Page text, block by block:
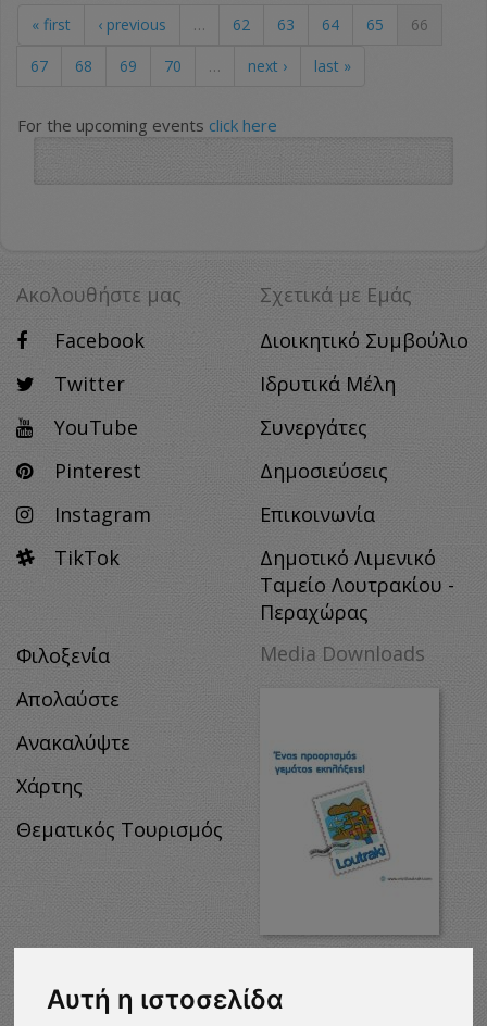
Αυτή η ιστοσελίδα
« first ‹ previous … 62 63 64 65
66
67
68 69 70 … next › last »
For the upcoming events click here
Ακολουθήστε μας
Facebook
Twitter
YouTube
Pinterest
Instagram
TikTok
Σχετικά με Eμάς
Διοικητικό Συμβούλιο
Ιδρυτικά Μέλη
Συνεργάτες
Δημοσιεύσεις
Επικοινωνία
Δημοτικό Λιμενικό
Ταμείο Λουτρακίου -
Περαχώρας
Φιλοξενία
Απολαύστε
Ανακαλύψτε
Χάρτης
Θεματικός Τουρισμός
Media Downloads